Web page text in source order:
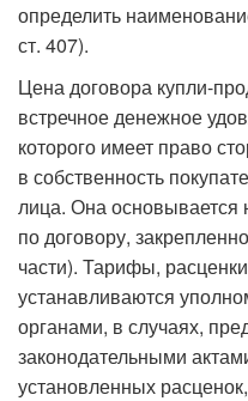
определить
ст. 407).
Цена договора купли-
встречное денежное
которого имеет право
в собственность
лица. Она основывается
по договору,
части). Тарифы,
устанавливаются
органами, в случаях,
законодательными
установленных